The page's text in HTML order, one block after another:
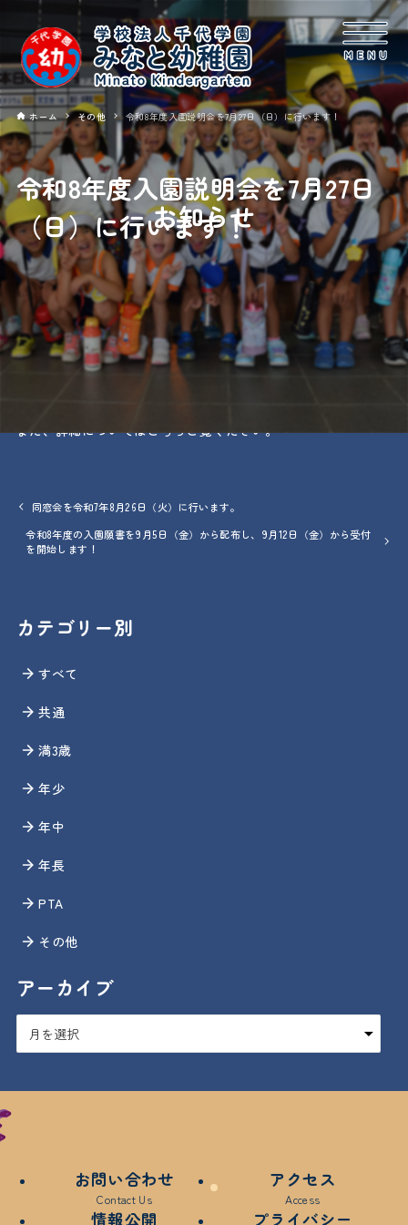
お知らせ
ホーム その他 令和8年度入園説明会を7月27日（日）に行います！
令和8年度入園説明会を7月27日
（日）に行います！
2025年07月23日 その他
令和8年度入園説明会を7月29日（日）午前10時45分～12時まで
当園ホールにて行います。
からお願いします。
また、詳細についてはこちらご覧ください。
同窓会を令和7年8月26日（火）に行います。
令和8年度の入園願書を9月5日（金）から配布し、9月12日（金）から受付
を開始します！
カテゴリー別
すべて
共通
満3歳
年少
年中
年長
PTA
その他
アーカイブ
お問い合わせ
Contact Us
アクセス
Access
情報公開 プライバシー